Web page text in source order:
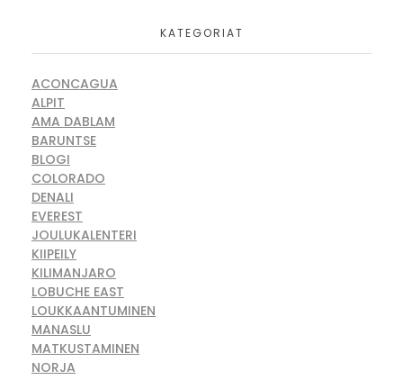
KATEGORIAT
ACONCAGUA
ALPIT
AMA DABLAM
BARUNTSE
BLOGI
COLORADO
DENALI
EVEREST
JOULUKALENTERI
KIIPEILY
KILIMANJARO
LOBUCHE EAST
LOUKKAANTUMINEN
MANASLU
MATKUSTAMINEN
NORJA